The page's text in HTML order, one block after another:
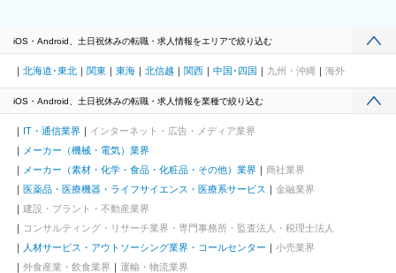
iOS・Android、土日祝休みの転職・求人情報をエリアで絞り込む
北海道･東北 関東 東海 北信越 関西 中国･四国 九州・沖縄 海外
iOS・Android、土日祝休みの転職・求人情報を業種で絞り込む
IT・通信業界
インターネット・広告・メディア業界
メーカー（機械・電気）業界
メーカー（素材・化学・食品・化粧品・その他）業界
商社業界
医薬品・医療機器・ライフサイエンス・医療系サービス
金融業界
建設・プラント・不動産業界
コンサルティング・リサーチ業界・専門事務所・監査法人・税理士法人
人材サービス・アウトソーシング業界・コールセンター
小売業界
外食産業・飲食業界
運輸・物流業界